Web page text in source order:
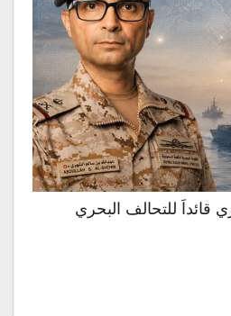
قائداً للتحالف البحري